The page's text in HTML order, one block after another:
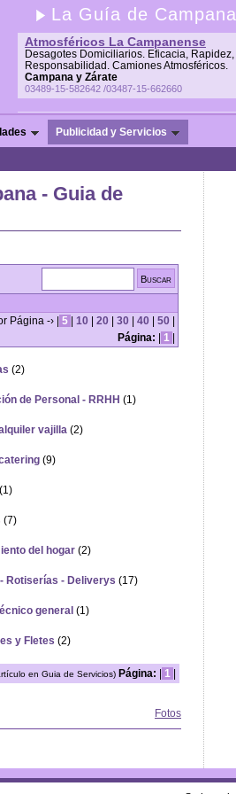
La Guía de Campana
Atmosféricos La Campanense
Desagotes Domiciliarios. Eficacia, Rapidez,
Responsabilidad. Camiones Atmosféricos.
Campana y Zárate
03489-15-582642 /03487-15-662660
Publicidad y Servicios
- Guia de
Página -› |
5 10| 20| 30| 40| 50|
Página:
1
(2)
de Personal - RRHH (1)
vajilla(2)
(9)
(1)
(7)
del hogar(2)
Rotiserías - Deliverys (17)
general (1)
y Fletes (2)
en Guia de Servicios) Página: 1
Fotos